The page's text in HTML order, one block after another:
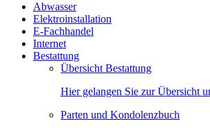
Abwasser
Elektroinstallation
E-Fachhandel
Internet
Bestattung
Übersicht Bestattung
Hier gelangen Sie zur Übersicht
Parten und Kondolenzbuch